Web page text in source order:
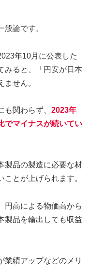
論です。
年10月に公表した
みると、「円安が日本
せん。
関わらず、 2023年
でマイナスが続いてい
製品の製造に必要な材
とが上げられます。
円高による物価高から
製品を輸出しても収益
業績アップなどのメリ